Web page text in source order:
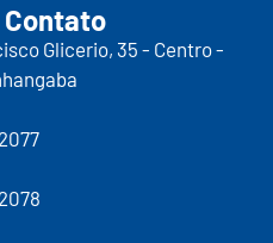
Contato
Glicerio, 35 - Centro -